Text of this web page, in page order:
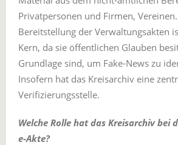
Privatpersonen und Firmen,
Bereitstellung der Verwaltungsakten
Kern, da sie öffentlichen Glauben
Grundlage sind, um Fake-News zu
Insofern hat das Kreisarchiv eine
Verifizierungsstelle.
Welche Rolle hat das Kreisarchiv bei
e-Akte?